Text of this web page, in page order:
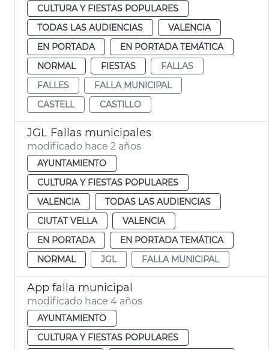
CULTURA Y FIESTAS POPULARES
TODAS LAS AUDIENCIAS
VALENCIA
EN PORTADA
EN PORTADA TEMÁTICA
NORMAL
FIESTAS
FALLAS
FALLES
FALLA MUNICIPAL
CASTELL
CASTILLO
JGL Fallas municipales
modificado hace 2 años
AYUNTAMIENTO
CULTURA Y FIESTAS POPULARES
VALENCIA
TODAS LAS AUDIENCIAS
CIUTAT VELLA
VALENCIA
EN PORTADA
EN PORTADA TEMÁTICA
NORMAL
JGL FALLA MUNICIPAL
App falla municipal
modificado hace 4 años
AYUNTAMIENTO
CULTURA Y FIESTAS POPULARES